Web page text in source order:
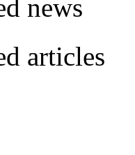
news
articles